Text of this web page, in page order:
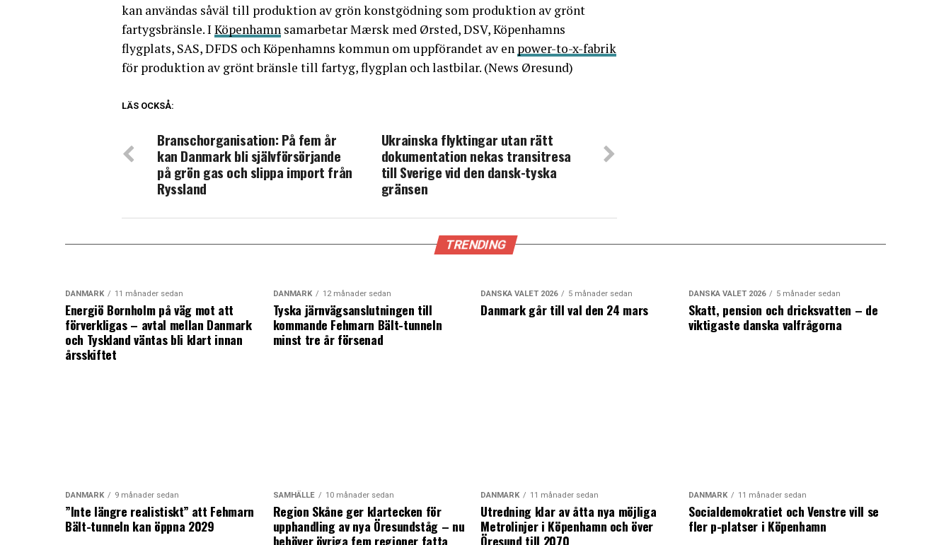
kan användas såväl till produktion av grön konstgödning som produktion av grönt
fartygsbränsle. I Köpenhamn samarbetar Mærsk med Ørsted, DSV, Köpenhamns
flygplats, SAS, DFDS och Köpenhamns kommun om uppförandet av en power-to-x-fabrik
för produktion av grönt bränsle till fartyg, flygplan och lastbilar. (News Øresund)
LÄS OCKSÅ:
Ukrainska flyktingar utan rätt
dokumentation nekas transitresa
till Sverige vid den dansk-tyska
gränsen
Branschorganisation: På fem år
kan Danmark bli självförsörjande
på grön gas och slippa import från
Ryssland
TRENDING
DANMARK 11 månader sedan
Energiö Bornholm på väg mot att
förverkligas – avtal mellan Danmark
och Tyskland väntas bli klart innan
årsskiftet
DANMARK 12 månader sedan
Tyska järnvägsanslutningen till
kommande Fehmarn Bält-tunneln
minst tre år försenad
DANSKA VALET 2026 5 månader sedan
Danmark går till val den 24 mars
DANSKA VALET 2026 5 månader sedan
Skatt, pension och dricksvatten – de
viktigaste danska valfrågorna
DANMARK 9 månader sedan
”Inte längre realistiskt” att Fehmarn
Bält-tunneln kan öppna 2029
SAMHÄLLE 10 månader sedan
Region Skåne ger klartecken för
upphandling av nya Öresundståg – nu
behöver övriga fem regioner fatta
DANMARK 11 månader sedan
Utredning klar av åtta nya möjliga
Metrolinjer i Köpenhamn och över
Öresund till 2070
DANMARK 11 månader sedan
Socialdemokratiet och Venstre vill se
fler p-platser i Köpenhamn